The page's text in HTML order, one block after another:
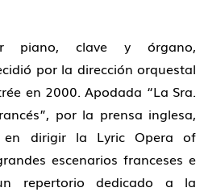
piano, clave y órgano,
por la dirección orquestal
en 2000. Apodada “La Sra.
por la prensa inglesa,
dirigir la Lyric Opera of
escenarios franceses e
repertorio dedicado a la